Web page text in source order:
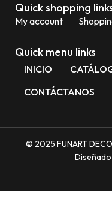
Quick shopping
My account
Quick menu links
INICIO
CONTÁCTANOS
© 2025 FUNART